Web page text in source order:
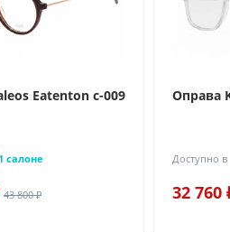
Eatenton c-009
1 салоне
43 800 ₽
Оправа
Доступно в
32 760